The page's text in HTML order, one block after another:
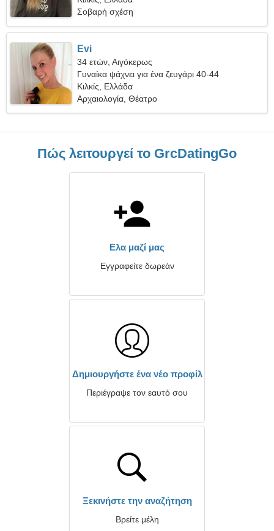
Σοβαρή σχέση
Evi
34 ετών, Αιγόκερως
Γυναίκα ψάχνει για ένα ζευγάρι 40-44
Κιλκίς, Ελλάδα
Αρχαιολογία, Θέατρο
Πώς λειτουργεί το GrcDatingGo
Ελα μαζί μας
Εγγραφείτε δωρεάν
Δημιουργήστε ένα νέο προφίλ
Περιέγραψε τον εαυτό σου
Ξεκινήστε την αναζήτηση
Βρείτε μέλη